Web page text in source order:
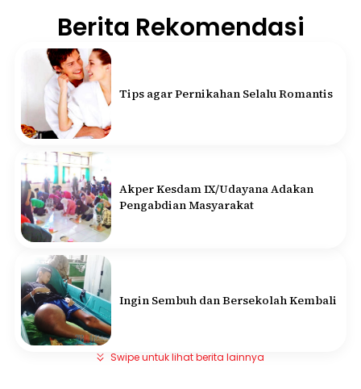
Berita Rekomendasi
Tips agar Pernikahan Selalu Romantis
Akper Kesdam IX/Udayana Adakan
Pengabdian Masyarakat
Ingin Sembuh dan Bersekolah Kembali
Swipe untuk lihat berita lainnya